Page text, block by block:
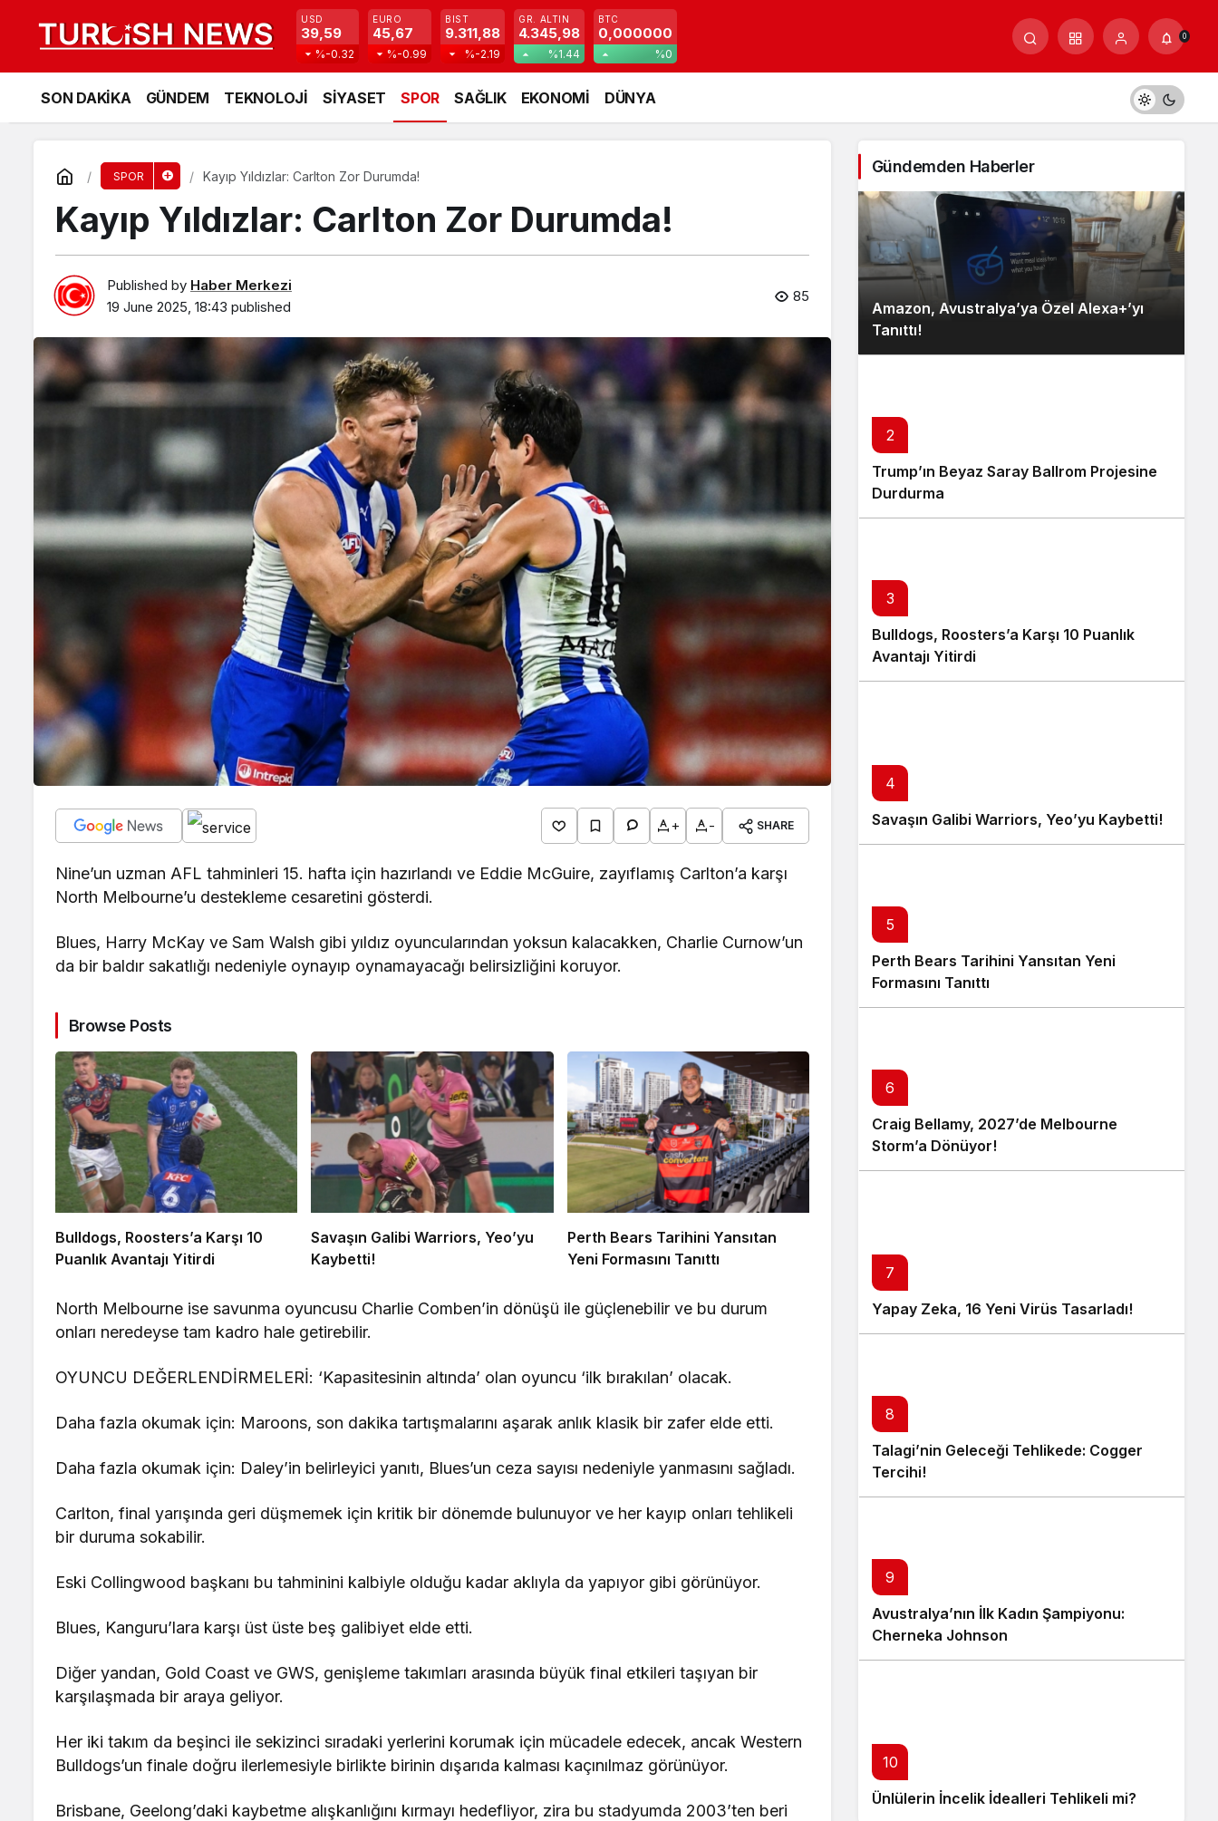
USD
39,59
%-0.32
EURO
45,67
%-0.99
BIST
9.311,88
%-2.19
GR. ALTIN
4.345,98
%1.44
BTC
0,000000
%0
0
SON DAKİKA GÜNDEM TEKNOLOJİ SİYASET SPOR SAĞLIK EKONOMİ DÜNYA
SPOR Kayıp Yıldızlar: Carlton Zor Durumda!
Kayıp Yıldızlar: Carlton Zor Durumda!
Published by Haber Merkezi
19 June 2025, 18:43 published
85
+ - SHARE
Nine’un uzman AFL tahminleri 15. hafta için hazırlandı ve Eddie McGuire, zayıflamış Carlton’a karşı
North Melbourne’u destekleme cesaretini gösterdi.
Blues, Harry McKay ve Sam Walsh gibi yıldız oyuncularından yoksun kalacakken, Charlie Curnow’un
da bir baldır sakatlığı nedeniyle oynayıp oynamayacağı belirsizliğini koruyor.
Browse Posts
Bulldogs, Roosters’a Karşı 10
Puanlık Avantajı Yitirdi
Savaşın Galibi Warriors, Yeo’yu
Kaybetti!
Perth Bears Tarihini Yansıtan
Yeni Formasını Tanıttı
North Melbourne ise savunma oyuncusu Charlie Comben’in dönüşü ile güçlenebilir ve bu durum
onları neredeyse tam kadro hale getirebilir.
OYUNCU DEĞERLENDİRMELERİ: ‘Kapasitesinin altında’ olan oyuncu ‘ilk bırakılan’ olacak.
Daha fazla okumak için: Maroons, son dakika tartışmalarını aşarak anlık klasik bir zafer elde etti.
Daha fazla okumak için: Daley’in belirleyici yanıtı, Blues’un ceza sayısı nedeniyle yanmasını sağladı.
Carlton, final yarışında geri düşmemek için kritik bir dönemde bulunuyor ve her kayıp onları tehlikeli
bir duruma sokabilir.
Eski Collingwood başkanı bu tahminini kalbiyle olduğu kadar aklıyla da yapıyor gibi görünüyor.
Blues, Kanguru’lara karşı üst üste beş galibiyet elde etti.
Diğer yandan, Gold Coast ve GWS, genişleme takımları arasında büyük final etkileri taşıyan bir
karşılaşmada bir araya geliyor.
Her iki takım da beşinci ile sekizinci sıradaki yerlerini korumak için mücadele edecek, ancak Western
Bulldogs’un finale doğru ilerlemesiyle birlikte birinin dışarıda kalması kaçınılmaz görünüyor.
Brisbane, Geelong’daki kaybetme alışkanlığını kırmayı hedefliyor, zira bu stadyumda 2003’ten beri
Gündemden Haberler
Amazon, Avustralya’ya Özel Alexa+’yı
Tanıttı!
2
Trump’ın Beyaz Saray Ballrom Projesine
Durdurma
3
Bulldogs, Roosters’a Karşı 10 Puanlık
Avantajı Yitirdi
4
Savaşın Galibi Warriors, Yeo’yu Kaybetti!
5
Perth Bears Tarihini Yansıtan Yeni
Formasını Tanıttı
6
Craig Bellamy, 2027’de Melbourne
Storm’a Dönüyor!
7
Yapay Zeka, 16 Yeni Virüs Tasarladı!
8
Talagi’nin Geleceği Tehlikede: Cogger
Tercihi!
9
Avustralya’nın İlk Kadın Şampiyonu:
Cherneka Johnson
10
Ünlülerin İncelik İdealleri Tehlikeli mi?